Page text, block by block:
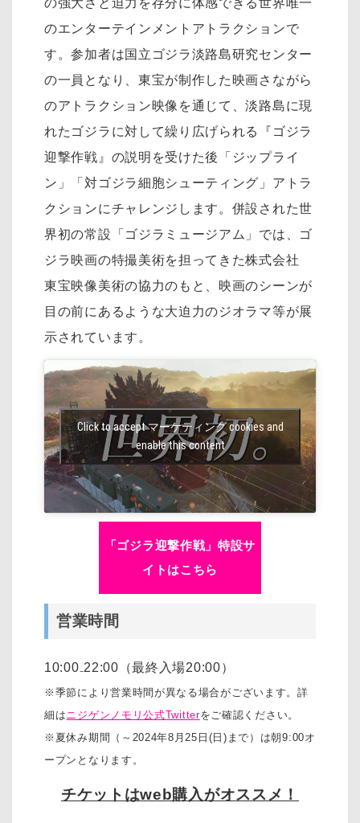
の強大さと迫力を存分に体感できる世界唯一
のエンターテインメントアトラクションで
す。参加者は国立ゴジラ淡路島研究センター
の一員となり、東宝が制作した映画さながら
のアトラクション映像を通じて、淡路島に現
れたゴジラに対して繰り広げられる『ゴジラ
迎撃作戦』の説明を受けた後「ジップライ
ン」「対ゴジラ細胞シューティング」アトラ
クションにチャレンジします。併設された世
界初の常設「ゴジラミュージアム」では、ゴ
ジラ映画の特撮美術を担ってきた株式会社
東宝映像美術の協力のもと、映画のシーンが
目の前にあるような大迫力のジオラマ等が展
示されています。
Click to accept マーケティング cookies and
enable this content
「ゴジラ迎撃作戦」特設サ
イトはこちら
営業時間
10:00₋22:00（最終入場20:00）
※季節により営業時間が異なる場合がございます。詳
細は ニジゲンノモリ公式Twitterをご確認ください。
※夏休み期間（～2024年8月25日(日)まで）は朝9:00オ
ープンとなります。
チケットはweb購入がオススメ！